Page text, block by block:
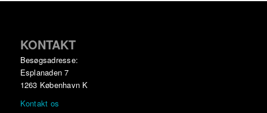
KONTAKT
Besøgsadresse:
Esplanaden 7
1263 København K
Kontakt os